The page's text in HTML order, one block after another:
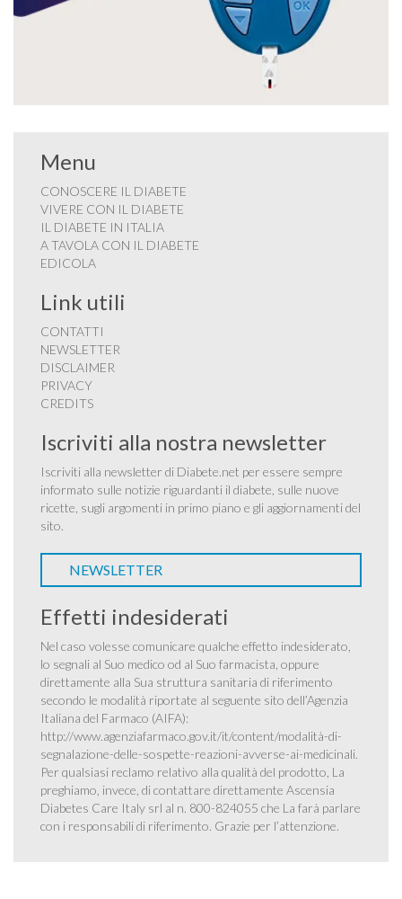
Menu
CONOSCERE IL DIABETE
VIVERE CON IL DIABETE
IL DIABETE IN ITALIA
A TAVOLA CON IL DIABETE
EDICOLA
Link utili
CONTATTI
NEWSLETTER
DISCLAIMER
PRIVACY
CREDITS
Iscriviti alla nostra newsletter
Iscriviti alla newsletter di Diabete.net per essere sempre
informato sulle notizie riguardanti il diabete, sulle nuove
ricette, sugli argomenti in primo piano e gli aggiornamenti del
sito.
NEWSLETTER
Effetti indesiderati
Nel caso volesse comunicare qualche effetto indesiderato,
lo segnali al Suo medico od al Suo farmacista, oppure
direttamente alla Sua struttura sanitaria di riferimento
secondo le modalità riportate al seguente sito dell’Agenzia
Italiana del Farmaco (AIFA):
http://www.agenziafarmaco.gov.it/it/content/modalità-di-
segnalazione-delle-sospette-reazioni-avverse-ai-medicinali.
Per qualsiasi reclamo relativo alla qualità del prodotto, La
preghiamo, invece, di contattare direttamente Ascensia
Diabetes Care Italy srl al n. 800-824055 che La farà parlare
con i responsabili di riferimento. Grazie per l’attenzione.